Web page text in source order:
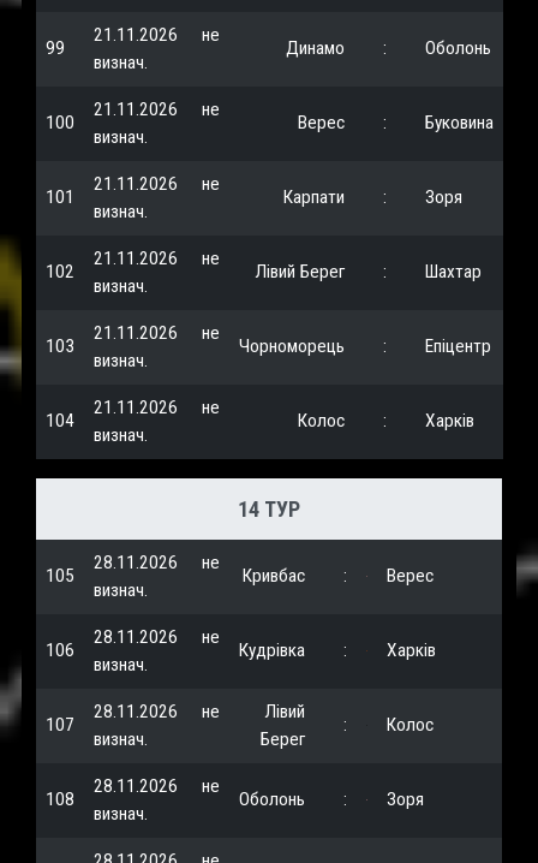
99
21.11.2026
не
визнач.
Динамо : Оболонь
100
21.11.2026
не
визнач.
Верес : Буковина
101
21.11.2026
не
визнач.
Карпати : Зоря
102
21.11.2026
не
визнач.
Лівий Берег : Шахтар
103
21.11.2026
не
визнач.
Чорноморець : Епіцентр
104
21.11.2026
не
визнач.
Колос : Харків
14 ТУР
105
28.11.2026
не
визнач.
Кривбас : Верес
106
28.11.2026
не
визнач.
Кудрівка : Харків
107
28.11.2026
не
визнач.
Лівий
Берег
: Колос
108
28.11.2026
не
визнач.
Оболонь : Зоря